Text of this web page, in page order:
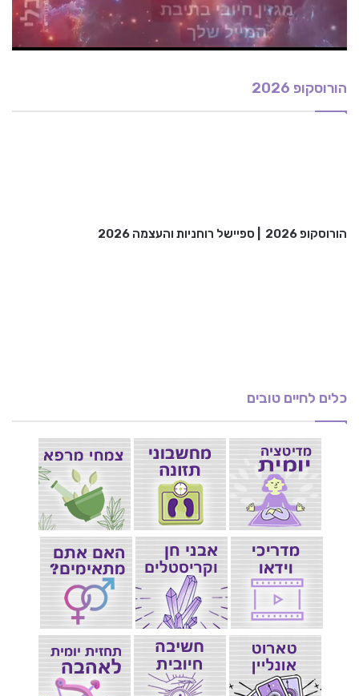
הורוסקופ 2026
הורוסקופ 2026 ספיישל רוחניות והעצמה 2026
כלים לחיים טובים